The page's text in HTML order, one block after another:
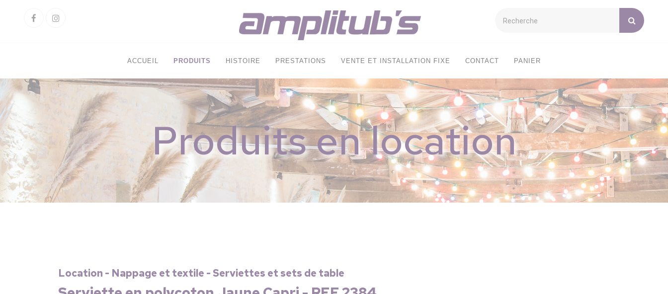
FacebookInstagram
ACCUEIL PRODUITS HISTOIRE PRESTATIONS VENTE ET INSTALLATION FIXE CONTACT PANIER
Produits en location
Location - Nappage et textile - Serviettes et sets de table